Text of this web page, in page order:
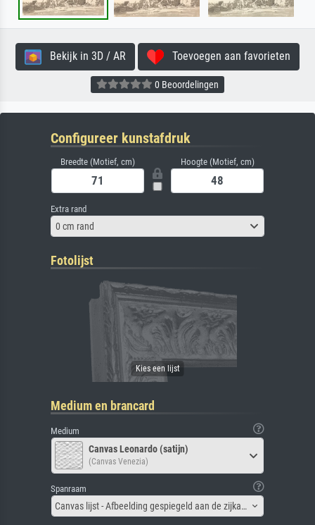
Bekijk in 3D / AR Toevoegen aan favorieten
0 Beoordelingen
Configureer kunstafdruk
Breedte (Motief, cm) Hoogte (Motief, cm)
Extra rand
0 cm rand
Fotolijst
Medium en brancard
Medium
Canvas Leonardo (satijn)
(Canvas Venezia)
Spanraam
Canvas lijst - Afbeelding gespiegeld aan de zijkant